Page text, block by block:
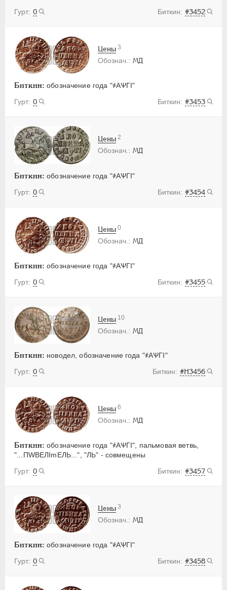
0 #3452
МД
Биткин: обозначение года "҂АѰГI"
0
#3453
Цены 3
МД
Биткин: обозначение года "҂АѰГI"
0
#3454
Цены 2
МД
Биткин: обозначение года "҂АѰГI"
0
#3455
Цены 0
МД
Биткин: новодел, обозначение года "҂АѰГI"
0
#Н3456
Цены 10
МД
Биткин: обозначение года "҂АѰГI", пальмовая ветвь,
"...ПWВЕЛImЕЛЬ...", "ЛЬ" - совмещены
0
#3457
Цены 6
МД
Биткин: обозначение года "҂АѰГI"
0
#3458
Цены 3